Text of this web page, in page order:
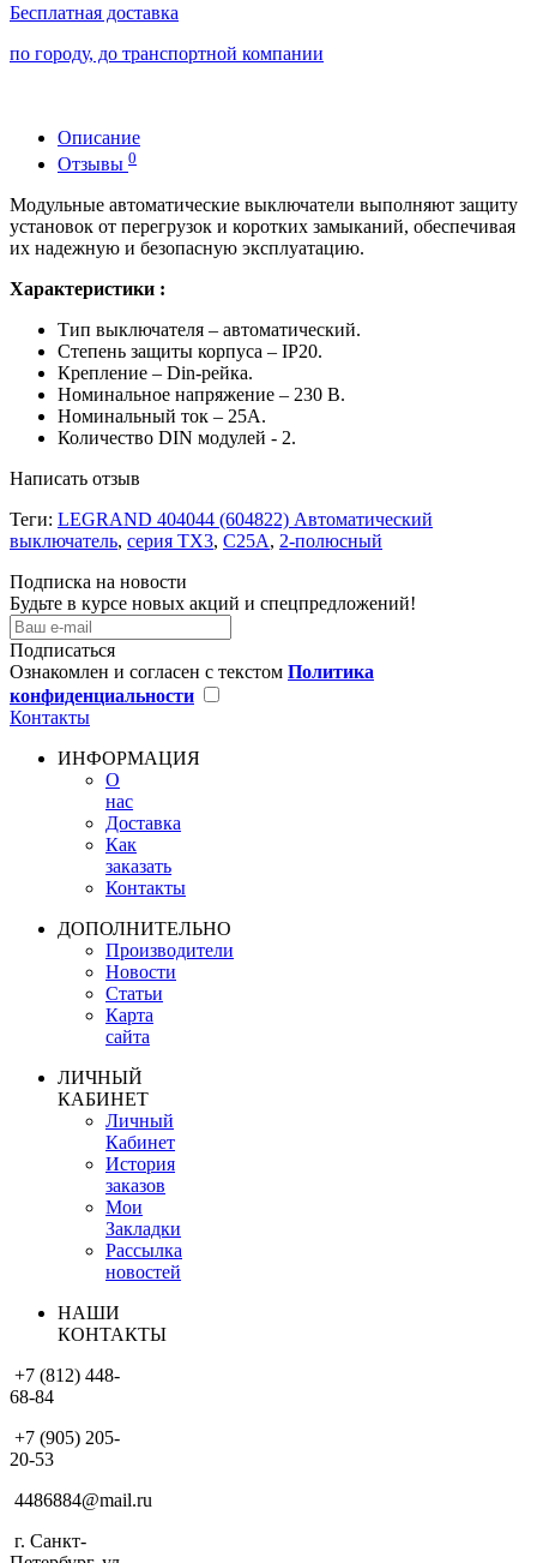
Бесплатная доставка
по городу, до транспортной компании
Описание
Отзывы 0
Модульные автоматические выключатели выполняют защиту
установок от перегрузок и коротких замыканий, обеспечивая
их надежную и безопасную эксплуатацию.
Характеристики :
Тип выключателя – автоматический.
Степень защиты корпуса – IP20.
Крепление – Din-рейка.
Номинальное напряжение – 230 В.
Номинальный ток – 25А.
Количество DIN модулей - 2.
Написать отзыв
Теги: LEGRAND 404044 (604822) Автоматический
выключатель, серия TX3, С25A, 2-полюсный
Подписка на новости
Будьте в курсе новых акций и спецпредложений!
Подписаться
Ознакомлен и согласен с текстом Политика
конфиденциальности
Контакты
ИНФОРМАЦИЯ
О
нас
Доставка
Как
заказать
Контакты
ДОПОЛНИТЕЛЬНО
Производители
Новости
Статьи
Карта
сайта
ЛИЧНЫЙ
КАБИНЕТ
Личный
Кабинет
История
заказов
Мои
Закладки
Рассылка
новостей
НАШИ
КОНТАКТЫ
+7 (812) 448-
68-84
+7 (905) 205-
20-53
4486884@mail.ru
г. Санкт-